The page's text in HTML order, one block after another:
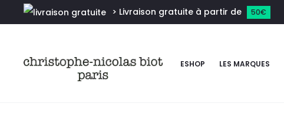
> Livraison gratuite à partir de 50€
ESHOP LES MARQUES